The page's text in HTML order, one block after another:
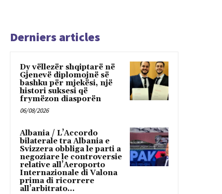
Derniers articles
Dy vëllezër shqiptarë në
Gjenevë diplomojnë së
bashku për mjekësi, një
histori suksesi që
frymëzon diasporën
06/08/2026
Albania / L’Accordo
bilaterale tra Albania e
Svizzera obbliga le parti a
negoziare le controversie
relative all’Aeroporto
Internazionale di Valona
prima di ricorrere
all’arbitrato...